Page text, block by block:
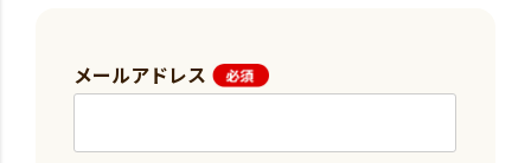
メールアドレス